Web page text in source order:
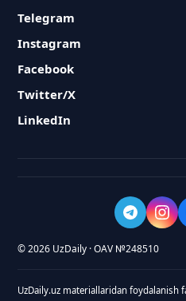
Telegram
Instagram
Facebook
Twitter/X
LinkedIn
© 2026 UzDaily · OAV №248510
UzDaily.uz materiallaridan